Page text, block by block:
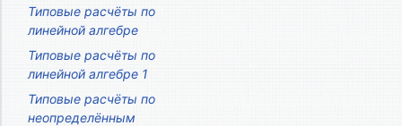
Типовые расчёты по
линейной алгебре
Типовые расчёты по
линейной алгебре 1
Типовые расчёты по
неопределённым